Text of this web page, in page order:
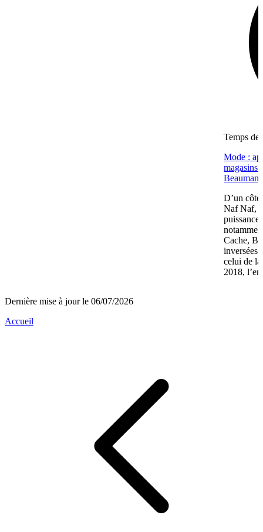
Temps de
Mode :
magasins
D’un
Naf Naf,
Cache,
inversées
celui de
2018,
Dernière mise à jour le 06/07/2026
Accueil